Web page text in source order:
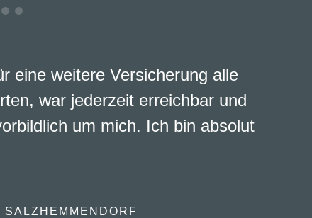
eine weitere Versicherung alle
war jederzeit erreichbar und
um mich. Ich bin absolut